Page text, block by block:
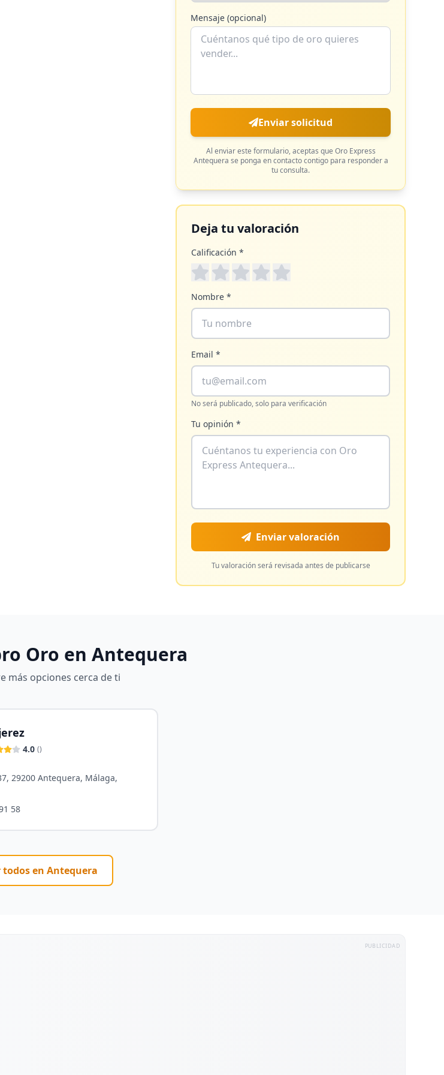
Mensaje (opcional)
Enviar solicitud
Al enviar este formulario, aceptas que Oro Express
Antequera se ponga en contacto contigo para responder a
tu consulta.
Deja tu valoración
Calificación *
Nombre *
Email *
No será publicado, solo para verificación
Tu opinión *
Enviar valoración
Tu valoración será revisada antes de publicarse
Oro en Antequera
más opciones cerca de ti
4.0 ()
29200 Antequera, Málaga,
58
todos en Antequera
PUBLICIDAD